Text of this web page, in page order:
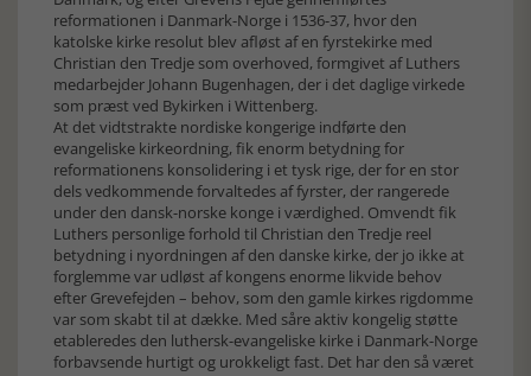
reformationen i Danmark-Norge i 1536-37, hvor den
katolske kirke resolut blev afløst af en fyrstekirke med
Christian den Tredje som overhoved, formgivet af Luthers
medarbejder Johann Bugenhagen, der i det daglige virkede
som præst ved Bykirken i Wittenberg.
At det vidtstrakte nordiske kongerige indførte den
evangeliske kirkeordning, fik enorm betydning for
reformationens konsolidering i et tysk rige, der for en stor
dels vedkommende forvaltedes af fyrster, der rangerede
under den dansk-norske konge i værdighed. Omvendt fik
Luthers personlige forhold til Christian den Tredje reel
betydning i nyordningen af den danske kirke, der jo ikke at
forglemme var udløst af kongens enorme likvide behov
efter Grevefejden – behov, som den gamle kirkes rigdomme
var som skabt til at dække. Med såre aktiv kongelig støtte
etableredes den luthersk-evangeliske kirke i Danmark-Norge
forbavsende hurtigt og urokkeligt fast. Det har den så været